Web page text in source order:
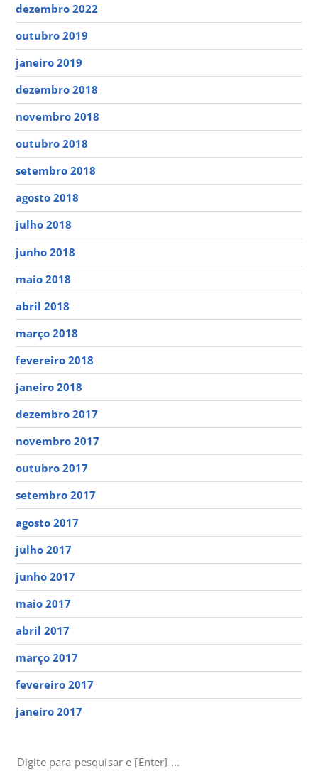
dezembro 2022
outubro 2019
janeiro 2019
dezembro 2018
novembro 2018
outubro 2018
setembro 2018
agosto 2018
julho 2018
junho 2018
maio 2018
abril 2018
março 2018
fevereiro 2018
janeiro 2018
dezembro 2017
novembro 2017
outubro 2017
setembro 2017
agosto 2017
julho 2017
junho 2017
maio 2017
abril 2017
março 2017
fevereiro 2017
janeiro 2017
PESQUISAR